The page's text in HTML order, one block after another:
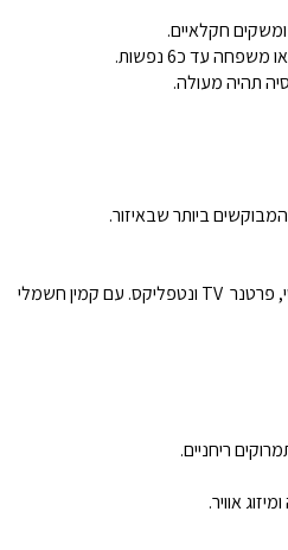
בנוסף לסוויטה חדר שינה ללינת ילדים, ובו 2 מיטות